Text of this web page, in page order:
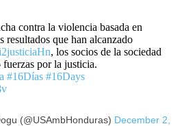
contra la violencia basada en
resultados que han alcanzado
, los socios de la sociedad
por la justicia.
#16Días #16Days
(@USAmbHonduras) December 2,